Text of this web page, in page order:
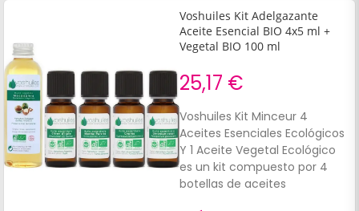
que tiene propiedades
relajantes.
Voshuiles Kit Adelgazante
Aceite Esencial BIO 4x5 ml +
Vegetal BIO 100 ml
25,17 €
Voshuiles Kit Minceur 4
Aceites Esenciales Ecológicos
Y 1 Aceite Vegetal Ecológico
es un kit compuesto por 4
botellas de aceites